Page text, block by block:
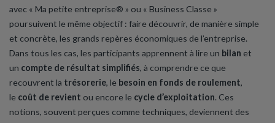
avec « Ma petite entreprise® » ou « Business Classe »
poursuivent le même objectif : faire découvrir, de manière simple
et concrète, les grands repères économiques de l’entreprise.
Dans tous les cas, les participants apprennent à lire un bilan et
un compte de résultat simplifiés, à comprendre ce que
recouvrent la trésorerie, le besoin en fonds de roulement,
le coût de revient ou encore le cycle d’exploitation. Ces
notions, souvent perçues comme techniques, deviennent des